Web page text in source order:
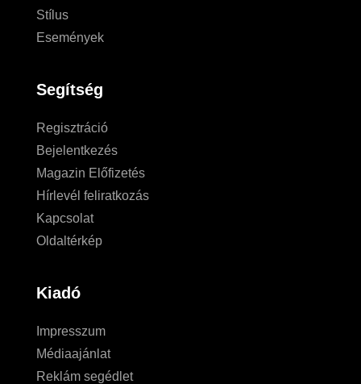
Stílus
Események
Segítség
Regisztráció
Bejelentkezés
Magazin Előfizetés
Hírlevél feliratkozás
Kapcsolat
Oldaltérkép
Kiadó
Impresszum
Médiaajánlat
Reklám segédlet